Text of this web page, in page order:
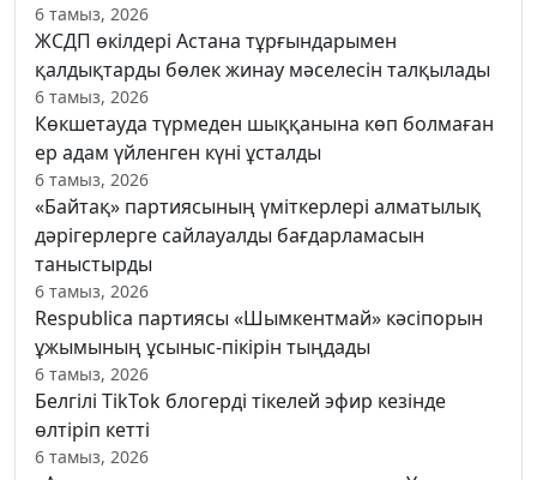
6 тамыз, 2026
ЖСДП өкілдері Астана тұрғындарымен
қалдықтарды бөлек жинау мәселесін талқылады
6 тамыз, 2026
Көкшетауда түрмеден шыққанына көп болмаған
ер адам үйленген күні ұсталды
6 тамыз, 2026
«Байтақ» партиясының үміткерлері алматылық
дәрігерлерге сайлауалды бағдарламасын
таныстырды
6 тамыз, 2026
Respublica партиясы «Шымкентмай» кәсіпорын
ұжымының ұсыныс-пікірін тыңдады
6 тамыз, 2026
Белгілі TikTok блогерді тікелей эфир кезінде
өлтіріп кетті
6 тамыз, 2026